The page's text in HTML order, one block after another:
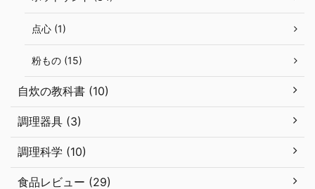
点心 (1)
粉もの (15)
自炊の教科書 (10)
調理器具 (3)
調理科学 (10)
食品レビュー (29)